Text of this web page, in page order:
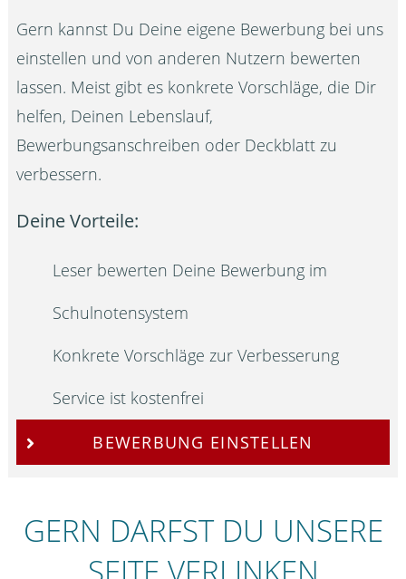
Gern kannst Du Deine eigene Bewerbung bei uns
einstellen und von anderen Nutzern bewerten
lassen. Meist gibt es konkrete Vorschläge, die Dir
helfen, Deinen Lebenslauf,
Bewerbungsanschreiben oder Deckblatt zu
verbessern.
Deine Vorteile:
Leser bewerten Deine Bewerbung im
Schulnotensystem
Konkrete Vorschläge zur Verbesserung
Service ist kostenfrei
BEWERBUNG EINSTELLEN
GERN DARFST DU UNSERE